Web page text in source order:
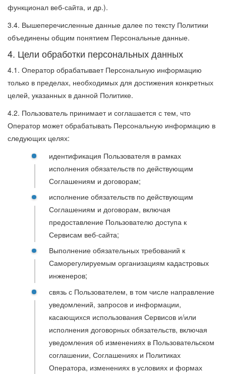
функционал веб-сайта, и др.).
3.4. Вышеперечисленные данные далее по тексту Политики
объединены общим понятием Персональные данные.
4. Цели обработки персональных данных
4.1. Оператор обрабатывает Персональную информацию
только в пределах, необходимых для достижения конкретных
целей, указанных в данной Политике.
4.2. Пользователь принимает и соглашается с тем, что
Оператор может обрабатывать Персональную информацию в
следующих целях:
идентификация Пользователя в рамках
исполнения обязательств по действующим
Соглашениям и договорам;
исполнение обязательств по действующим
Соглашениям и договорам, включая
предоставление Пользователю доступа к
Сервисам веб-сайта;
Выполнение обязательных требований к
Саморегулируемым организациям кадастровых
инженеров;
связь с Пользователем, в том числе направление
уведомлений, запросов и информации,
касающихся использования Сервисов и/или
исполнения договорных обязательств, включая
уведомления об изменениях в Пользовательском
соглашении, Соглашениях и Политиках
Оператора, изменениях в условиях и формах